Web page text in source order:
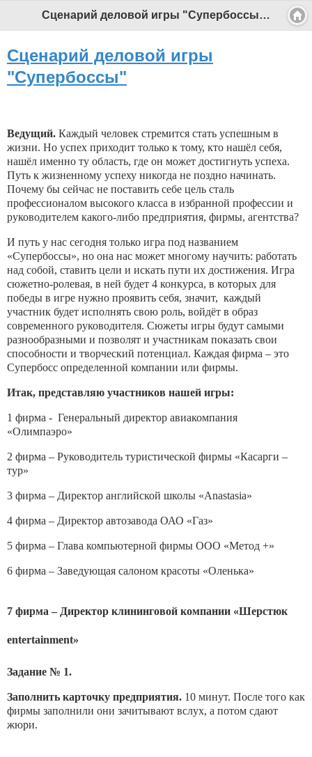
Сценарий деловой игры "Супербоссы" - Профессиональный педагог
Сценарий деловой игры
"Супербоссы"
Ведущий. Каждый человек стремится стать успешным в
жизни. Но успех приходит только к тому, кто нашёл себя,
нашёл именно ту область, где он может достигнуть успеха.
Путь к жизненному успеху никогда не поздно начинать.
Почему бы сейчас не поставить себе цель сталь
профессионалом высокого класса в избранной профессии и
руководителем какого-либо предприятия, фирмы, агентства?
И путь у нас сегодня только игра под названием
«Супербоссы», но она нас может многому научить: работать
над собой, ставить цели и искать пути их достижения. Игра
сюжетно-ролевая, в ней будет 4 конкурса, в которых для
победы в игре нужно проявить себя, значит, каждый
участник будет исполнять свою роль, войдёт в образ
современного руководителя. Сюжеты игры будут самыми
разнообразными и позволят и участникам показать свои
способности и творческий потенциал. Каждая фирма – это
Супербосс определенной компании или фирмы.
Итак, представляю участников нашей игры:
1 фирма - Генеральный директор авиакомпания
«Олимпаэро»
2 фирма – Руководитель туристической фирмы «Касарги –
тур»
3 фирма – Директор английской школы «Anastasia»
4 фирма – Директор автозавода ОАО «Газ»
5 фирма – Глава компьютерной фирмы ООО «Метод +»
6 фирма – Заведующая салоном красоты «Оленька»
7 фирма – Директор клининговой компании «Шерстюк
entertainment»
Задание № 1.
Заполнить карточку предприятия. 10 минут. После того как
фирмы заполнили они зачитывают вслух, а потом сдают
жюри.